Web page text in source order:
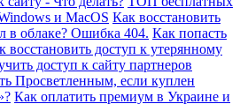
и MacOS Как восстановить
в облаке? Ошибка 404. Как попасть
восстановить доступ к утерянному
доступ к сайту партнеров
Просветленным, если куплен
Как оплатить премиум в Украине и